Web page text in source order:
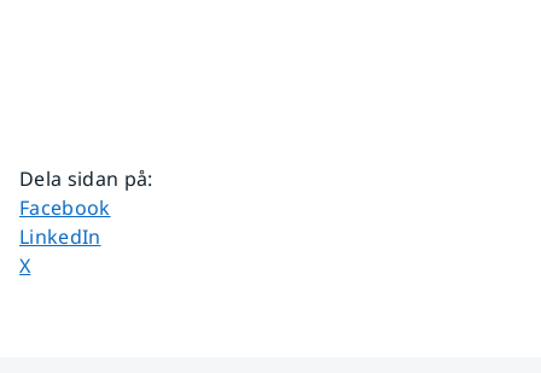
Dela sidan på:
Dela sidan på
Facebook
Dela sidan på
LinkedIn
Dela sidan på
X